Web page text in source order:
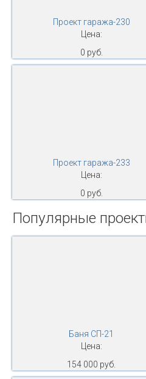
Проект гаража-230
Цена:
0 руб.
Проект гаража-233
Цена:
0 руб.
Популярные
Баня СП-21
Цена:
154 000 руб.